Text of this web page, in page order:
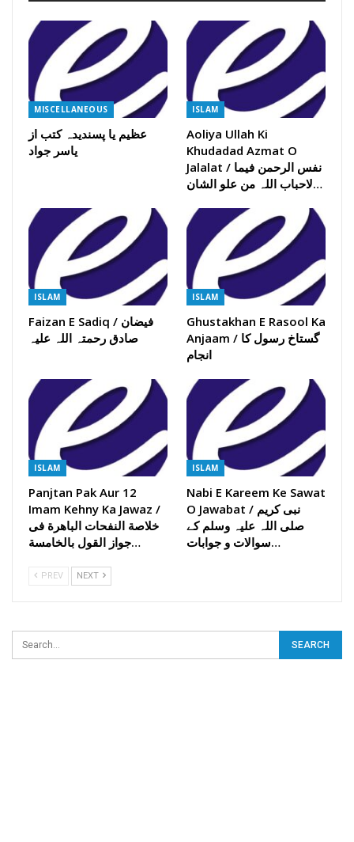
MISCELLANEOUS
عظیم یا پسندیدہ کتب از
یاسر جواد
ISLAM
Aoliya Ullah Ki
Khudadad Azmat O
Jalalat / نفس الرحمن فیما
لاحباب اللہ من علو الشان…
ISLAM
Faizan E Sadiq / فیضان
صادق رحمتہ اللہ علیہ
ISLAM
Ghustakhan E Rasool Ka
Anjaam / گستاخ رسول کا
انجام
ISLAM
Panjtan Pak Aur 12
Imam Kehny Ka Jawaz /
خلاصة النفحات الباھرة فی
جواز القول بالخامسة…
ISLAM
Nabi E Kareem Ke Sawat
O Jawabat / نبی کریم
صلی اللہ علیہ وسلم کے
سوالات و جوابات…
PREV NEXT